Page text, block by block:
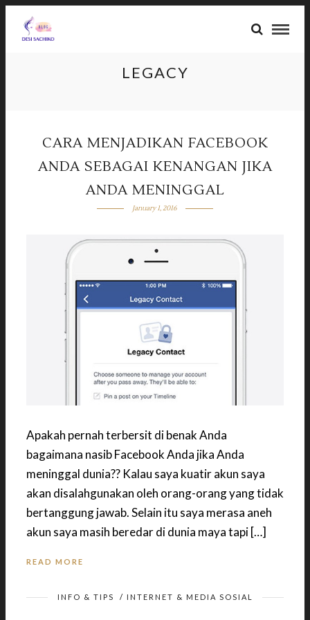
LEGACY
CARA MENJADIKAN FACEBOOK
ANDA SEBAGAI KENANGAN JIKA
ANDA MENINGGAL
January 1, 2016
Apakah pernah terbersit di benak Anda
bagaimana nasib Facebook Anda jika Anda
meninggal dunia?? Kalau saya kuatir akun saya
akan disalahgunakan oleh orang-orang yang tidak
bertanggung jawab. Selain itu saya merasa aneh
akun saya masih beredar di dunia maya tapi […]
READ MORE
INFO & TIPS / INTERNET & MEDIA SOSIAL